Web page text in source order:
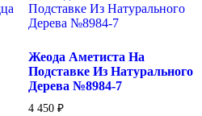
Жеода Аметиста На
Подставке Из Натурального
Дерева №8984-7
4 450 ₽